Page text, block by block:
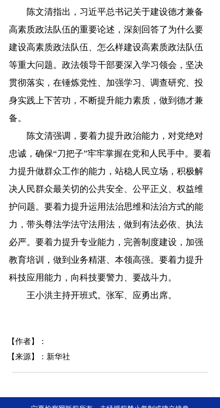
陈文清指出，习近平总书记关于建设德才兼备
高素质政法队伍的重要论述，深刻回答了为什么要
建设高素质政法队伍、怎么样建设高素质政法队伍
等重大问题。政法领导干部要深入学习领会，坚决
贯彻落实，在锤炼党性、加强学习、调查研究、投
身实践上下苦功，不断提升能力素质，做到德才兼
备。
陈文清强调，要着力提升政治能力，对党绝对
忠诚，确保“刀把子”牢牢掌握在党和人民手中。要着
力提升做群众工作的能力，站稳人民立场，积极解
决人民群众最关切的公共安全、公平正义、权益维
护问题。要着力提升运用法治思维和法治方式的能
力，带头尊法学法守法用法，做到有法必依、执法
必严。要着力提升专业能力，完善制度建设，加强
教育培训，做到业务精湛、本领高强。要着力提升
科技应用能力，向科技要警力、要战斗力。
王小洪主持开班式。张军、应勇出席。
【作者】：
【来源】：新华社